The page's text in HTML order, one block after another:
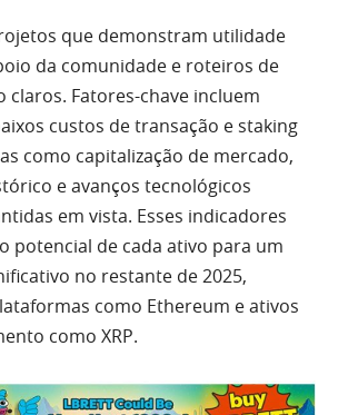
que demonstram utilidade
da comunidade e roteiros de
claros. Fatores-chave incluem
custos de transação e staking
como capitalização de mercado,
e avanços tecnológicos
em vista. Esses indicadores
potencial de cada ativo para um
no restante de 2025,
como Ethereum e ativos
como XRP.